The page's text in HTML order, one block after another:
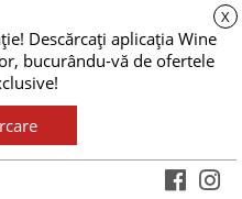
Descărcați aplicația Wine
bucurându-vă de ofertele
X